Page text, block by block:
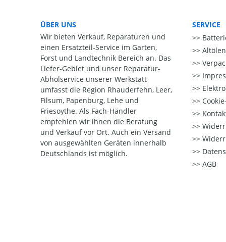
ÜBER UNS
Wir bieten Verkauf, Reparaturen und
einen Ersatzteil-Service im Garten,
Forst und Landtechnik Bereich an. Das
Liefer-Gebiet und unser Reparatur-
Abholservice unserer Werkstatt
umfasst die Region Rhauderfehn, Leer,
Filsum, Papenburg, Lehe und
Friesoythe. Als Fach-Händler
empfehlen wir ihnen die Beratung
und Verkauf vor Ort. Auch ein Versand
von ausgewählten Geräten innerhalb
Deutschlands ist möglich.
SERVICE
AGB